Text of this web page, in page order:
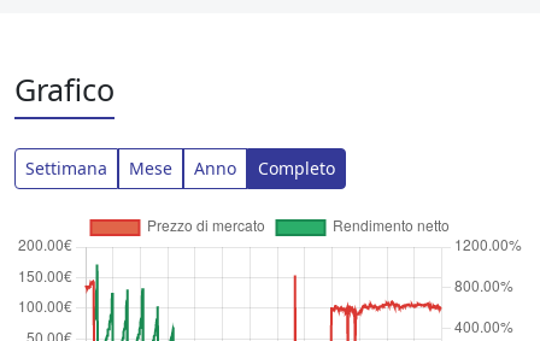
Grafico
Settimana Mese Anno Completo